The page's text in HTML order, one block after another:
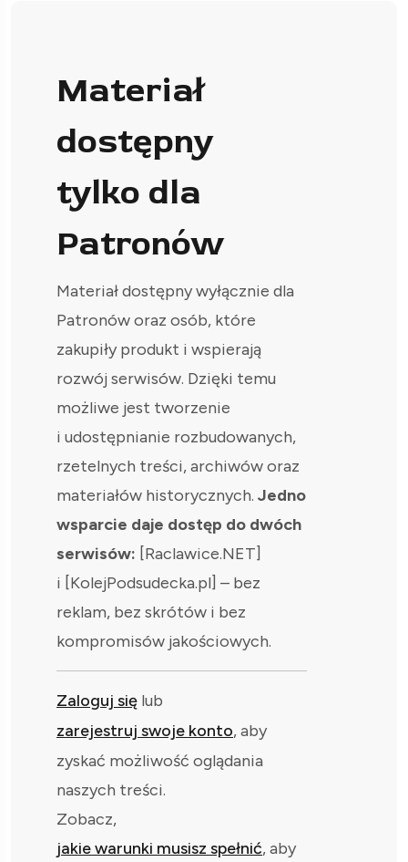
Materiał
dostępny
tylko dla
Patronów
Materiał dostępny wyłącznie dla
Patronów oraz osób, które
zakupiły produkt i wspierają
rozwój serwisów. Dzięki temu
możliwe jest tworzenie
i udostępnianie rozbudowanych,
rzetelnych treści, archiwów oraz
materiałów historycznych. Jedno
wsparcie daje dostęp do dwóch
serwisów: [Raclawice.NET]
i [KolejPodsudecka.pl] – bez
reklam, bez skrótów i bez
kompromisów jakościowych.
Zaloguj się lub
zarejestruj swoje konto, aby
zyskać możliwość oglądania
naszych treści.
Zobacz,
jakie warunki musisz spełnić, aby